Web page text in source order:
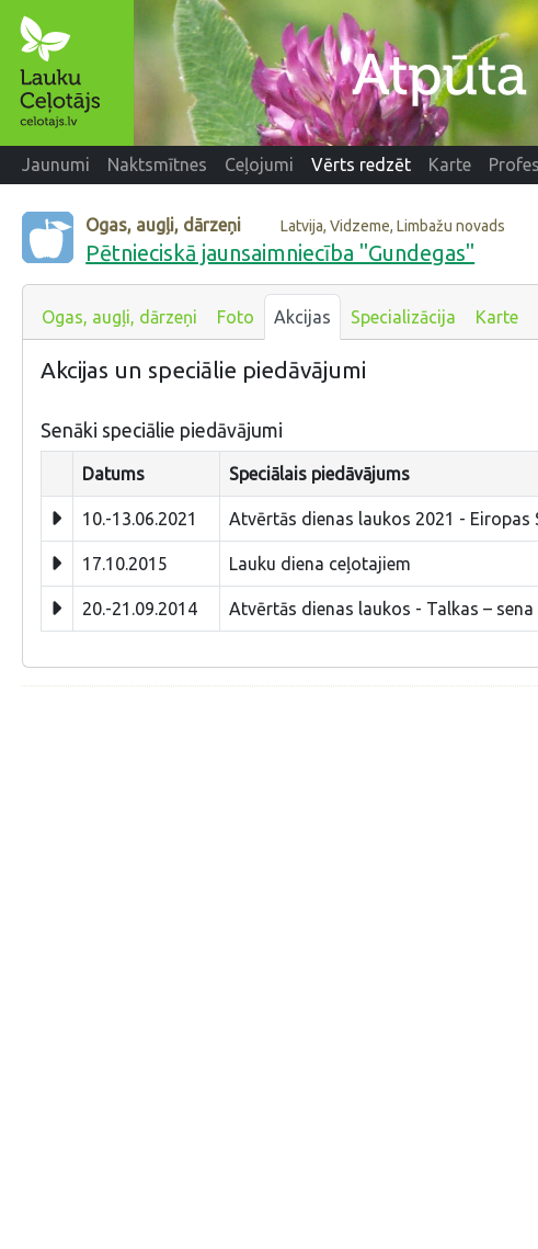
Jaunumi Naktsmītnes Ceļojumi Vērts redzēt Karte
Ogas, augļi, dārzeņi Latvija, Vidzeme, Limbažu novads
Pētnieciskā jaunsaimniecība "Gundegas"
Ogas, augļi, dārzeņi Foto Akcijas Specializācija Karte
Akcijas un speciālie piedāvājumi
Senāki speciālie piedāvājumi
Datums Speciālais piedāvājums
10.-13.06.2021 Atvērtās dienas laukos 2021 - Eiropas
17.10.2015 Lauku diena ceļotajiem
20.-21.09.2014 Atvērtās dienas laukos - Talkas –